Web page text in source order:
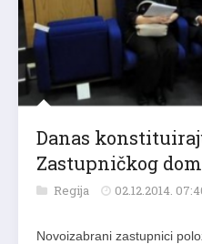
Danas
Zastupničkog
Regija 02.12.2014.
Novoizabrani zastupnici